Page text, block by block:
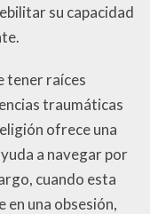
su capacidad
tener raíces
traumáticas
ofrece una
a navegar por
cuando esta
en una obsesión,